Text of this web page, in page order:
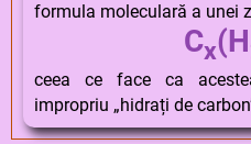
formula moleculară a unei
Cx(H
ceea ce face ca
impropriu „hidrați de